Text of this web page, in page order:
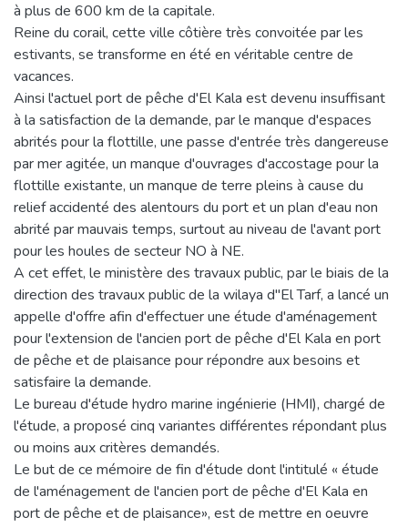
à plus de 600 km de la capitale.
Reine du corail, cette ville côtière très convoitée par les
estivants, se transforme en été en véritable centre de
vacances.
Ainsi l'actuel port de pêche d'El Kala est devenu insuffisant
à la satisfaction de la demande, par le manque d'espaces
abrités pour la flottille, une passe d'entrée très dangereuse
par mer agitée, un manque d'ouvrages d'accostage pour la
flottille existante, un manque de terre pleins à cause du
relief accidenté des alentours du port et un plan d'eau non
abrité par mauvais temps, surtout au niveau de l'avant port
pour les houles de secteur NO à NE.
A cet effet, le ministère des travaux public, par le biais de la
direction des travaux public de la wilaya d"El Tarf, a lancé un
appelle d'offre afin d'effectuer une étude d'aménagement
pour l'extension de l'ancien port de pêche d'El Kala en port
de pêche et de plaisance pour répondre aux besoins et
satisfaire la demande.
Le bureau d'étude hydro marine ingénierie (HMI), chargé de
l'étude, a proposé cinq variantes différentes répondant plus
ou moins aux critères demandés.
Le but de ce mémoire de fin d'étude dont l'intitulé « étude
de l'aménagement de l'ancien port de pêche d'El Kala en
port de pêche et de plaisance», est de mettre en oeuvre